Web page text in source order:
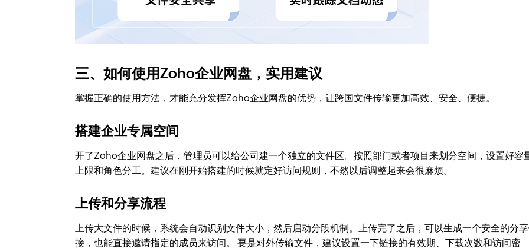
三、如何使用Zoho企业网盘，实用建议
掌握正确的使用方法，才能充分发挥Zoho企业网盘的优势，让跨国文件传输更加高效、安全、便捷。
搭建企业专属空间
开了Zoho企业网盘之后，管理员可以给公司建一个独立的文件区。按照部门或者项目来划分空间，设置好容
上限和角色分工。建议在刚开始搭建的时候就定好访问规则，不然以后调整起来会很麻烦。
上传和分享流程
上传大文件的时候，系统会自动识别文件大小，然后启动分段机制。上传完了之后，可以生成一个安全的分
接，也能直接邀请指定的成员来访问。 要是对外传输文件，建议设置一下链接的有效期、下载次数和访问密